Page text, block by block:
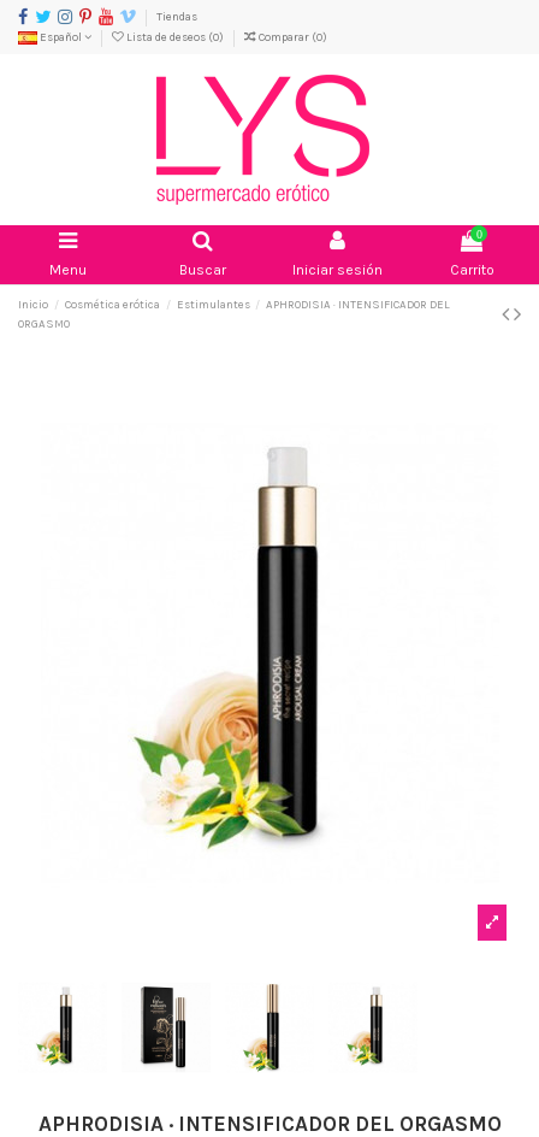
Tiendas
Español
Lista de deseos (0) Comparar (0)
Menu Buscar Iniciar sesión
0
Carrito
Inicio Cosmética erótica Estimulantes
APHRODISIA · INTENSIFICADOR DEL
ORGASMO
APHRODISIA · INTENSIFICADOR DEL ORGASMO